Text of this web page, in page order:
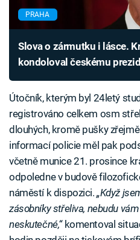
PRAHA
Slova o zármutku i lásce.
kondoloval českému
Útočník, kterým byl 24letý
registrováno celkem osm
dlouhých, kromě pušky
informací policie měl pak
včetně munice 21. prosince
odpoledne v budově
náměstí k dispozici.„Když
zásobníky střeliva, nebudu
neskutečné,“komentoval